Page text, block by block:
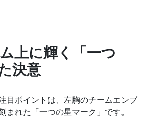
上に輝く「一つ
決意
目ポイントは、左胸のチームエンブ
まれた「一つの星マーク」です。